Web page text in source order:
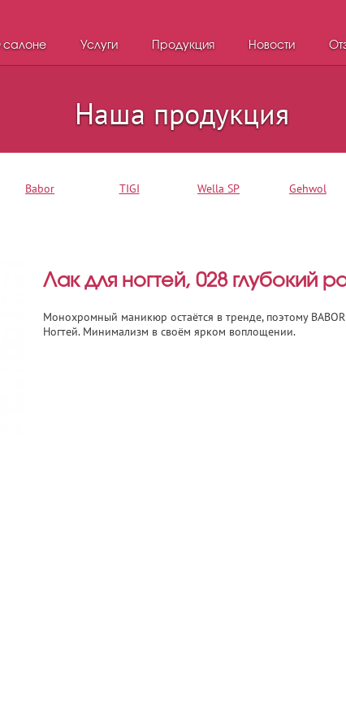
салоне Услуги Продукция Новости
Наша продукция
Babor TIGI Wella SP Gehwol
Лак для ногтей, 028 глубокий
Монохромный маникюр остаётся в тренде, поэтому
Ногтей. Минимализм в своём ярком воплощении.